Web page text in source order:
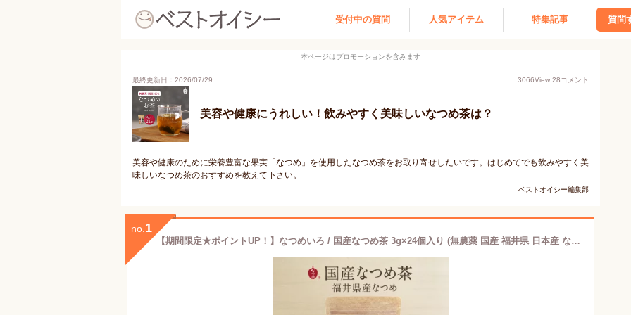
受付中の質問 人気アイテム 特集記事 質問
本ページはプロモーションを含みます
最終更新日：2026/07/29 3066View 28コメント
美容や健康にうれしい！飲みやすく美味しいなつめ茶は？
美容や健康のために栄養豊富な果実「なつめ」を使用したなつめ茶をお取り寄せしたいです。はじめてでも飲みやすく美
味しいなつめ茶のおすすめを教えて下さい。
ベストオイシー編集部
no. 1
【期間限定★ポイントUP！】なつめいろ / 国産なつめ茶 3g×24個入り (無農薬 国産 福井県 日本産 なつめ茶 ハーブティー ノンカフェイン なつめ 鉄分 更年期 温活 薬膳茶 むくみ 妊娠中 授乳期 睡眠前 出産祝い 敬老 プレゼント 3,000円以内) バレンタイン